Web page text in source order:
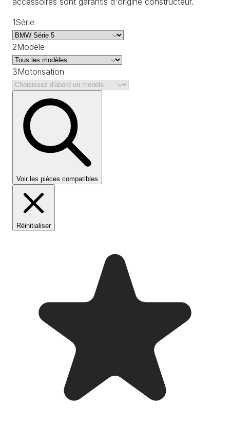
1Série
2Modèle
3Motorisation
Voir les pièces compatibles
Réinitialiser